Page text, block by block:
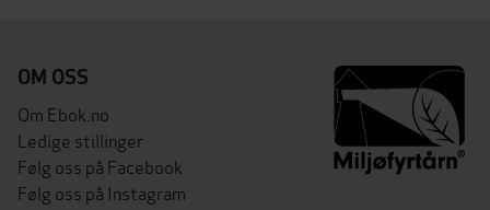
OM OSS
Om Ebok.no
Ledige stillinger
Følg oss på Facebook
Følg oss på Instagram